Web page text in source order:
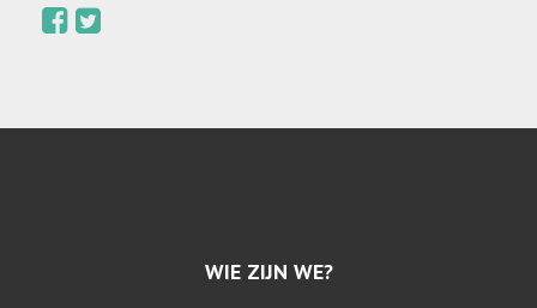
WIE ZIJN WE?